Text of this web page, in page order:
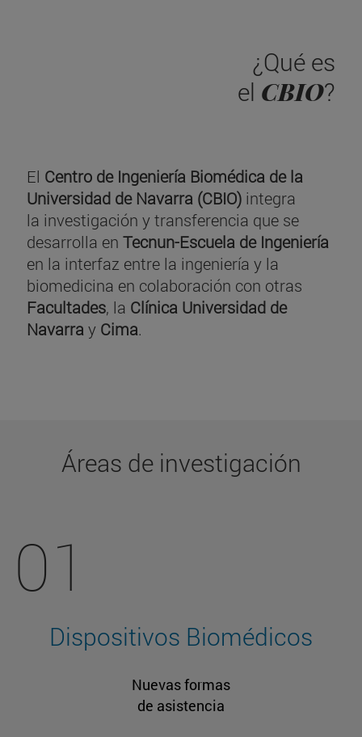
¿Qué es
el CBIO?
El Centro de Ingeniería Biomédica de la
Universidad de Navarra (CBIO) integra
la investigación y transferencia que se
desarrolla en Tecnun-Escuela de Ingeniería
en la interfaz entre la ingeniería y la
biomedicina en colaboración con otras
Facultades, la Clínica Universidad de
Navarra y Cima.
Áreas de investigación
01
Dispositivos Biomédicos
Nuevas formas
de asistencia